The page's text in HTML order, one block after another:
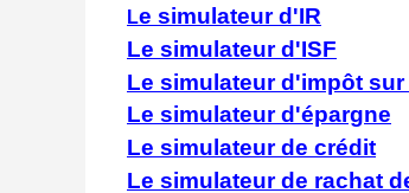
Le simulateur d'IR
Le simulateur d'ISF
Le simulateur d'impôt
Le simulateur d'épargne
Le simulateur de crédit
Le simulateur de rachat